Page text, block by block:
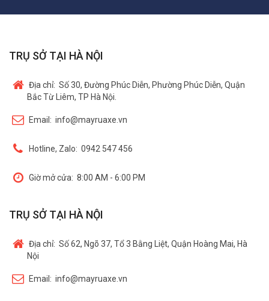
TRỤ SỞ TẠI HÀ NỘI
Địa chỉ: Số 30, Đường Phúc Diễn, Phường Phúc Diễn, Quận
Bắc Từ Liêm, TP Hà Nội.
Email: info@mayruaxe.vn
Hotline, Zalo: 0942 547 456
Giờ mở cửa: 8:00 AM - 6:00 PM
TRỤ SỞ TẠI HÀ NỘI
Địa chỉ: Số 62, Ngõ 37, Tổ 3 Bằng Liệt, Quận Hoàng Mai, Hà
Nội
Email: info@mayruaxe.vn